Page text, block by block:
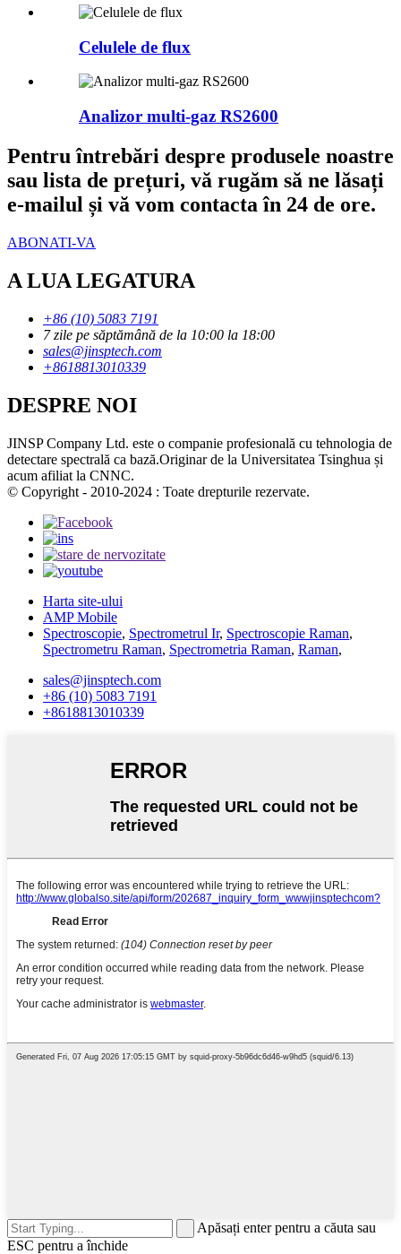
Celulele de flux
Analizor multi-gaz RS2600
Pentru întrebări despre produsele noastre
sau lista de prețuri, vă rugăm să ne lăsați
e-mailul și vă vom contacta în 24 de ore.
ABONATI-VA
A LUA LEGATURA
+86 (10) 5083 7191
7 zile pe săptămână de la 10:00 la 18:00
sales@jinsptech.com
+8618813010339
DESPRE NOI
JINSP Company Ltd. este o companie profesională cu tehnologia de
detectare spectrală ca bază.Originar de la Universitatea Tsinghua și
acum afiliat la CNNC.
© Copyright - 2010-2024 : Toate drepturile rezervate.
Harta site-ului
AMP Mobile
Spectroscopie, Spectrometrul Ir, Spectroscopie Raman,
Spectrometru Raman, Spectrometria Raman, Raman,
sales@jinsptech.com
+86 (10) 5083 7191
+8618813010339
Apăsați enter pentru a căuta sau
ESC pentru a închide